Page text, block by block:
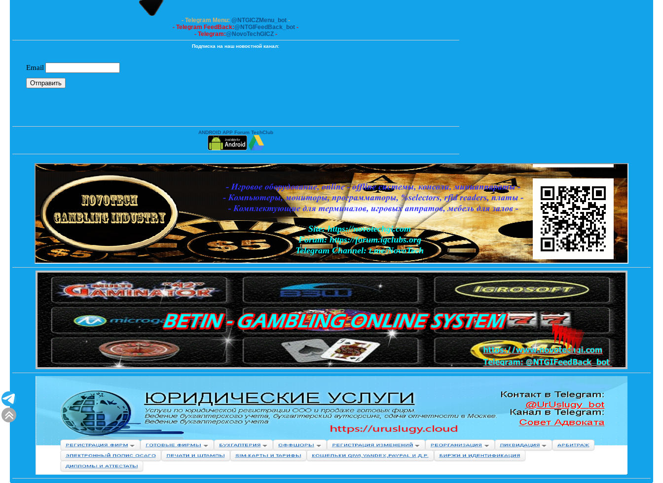
- Telegram Menu: @NTGICZMenu_bot-
- Telegram FeedBack:@NTGIFeedBack_bot -
- Telegram:@NovoTechGICZ-
Подписка на наш новостной канал:
ANDROID APP Forum TechClub